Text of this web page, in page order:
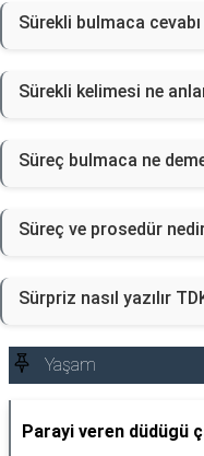
Sürekli bulmaca
Sürekli kelimesi ne
Süreç bulmaca ne
Süreç ve prosedür
Sürpriz nasıl yazılır
Yaşam
Parayi veren düdügü